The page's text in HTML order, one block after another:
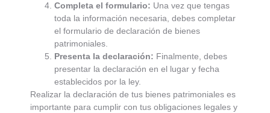
Completa el formulario: Una vez que tengas
toda la información necesaria, debes completar
el formulario de declaración de bienes
patrimoniales.
Presenta la declaración: Finalmente, debes
presentar la declaración en el lugar y fecha
establecidos por la ley.
Realizar la declaración de tus bienes patrimoniales es
importante para cumplir con tus obligaciones legales y